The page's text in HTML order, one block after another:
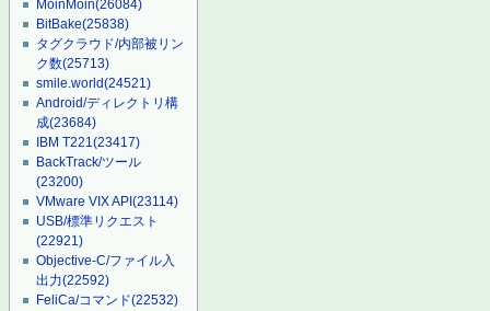
MoinMoin(26084)
BitBake(25838)
タグクラウド/内部被リン
ク数(25713)
smile.world(24521)
Android/ディレクトリ構
成(23684)
IBM T221(23417)
BackTrack/ツール
(23200)
VMware VIX API(23114)
USB/標準リクエスト
(22921)
Objective-C/ファイル入
出力(22592)
FeliCa/コマンド(22532)